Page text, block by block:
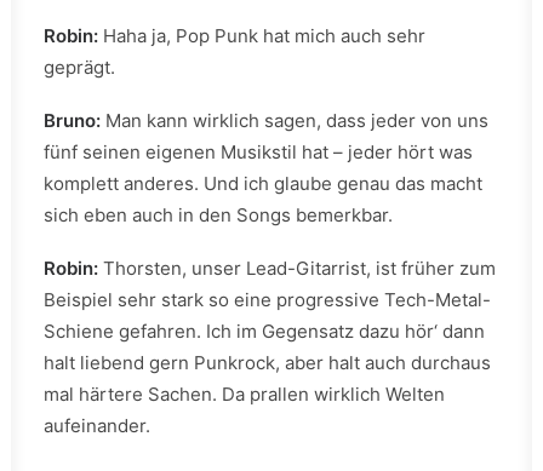
Robin: Haha ja, Pop Punk hat mich auch sehr
geprägt.
Bruno: Man kann wirklich sagen, dass jeder von uns
fünf seinen eigenen Musikstil hat – jeder hört was
komplett anderes. Und ich glaube genau das macht
sich eben auch in den Songs bemerkbar.
Robin: Thorsten, unser Lead-Gitarrist, ist früher zum
Beispiel sehr stark so eine progressive Tech-Metal-
Schiene gefahren. Ich im Gegensatz dazu hör‘ dann
halt liebend gern Punkrock, aber halt auch durchaus
mal härtere Sachen. Da prallen wirklich Welten
aufeinander.